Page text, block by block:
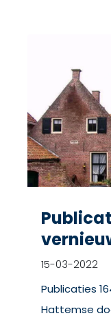
15-03-2022
Publicaties
Hattemse